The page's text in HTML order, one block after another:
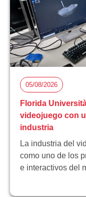
05/08/2026
Florida
videojuego con
industria
La industria del
como uno de los
e interactivos del